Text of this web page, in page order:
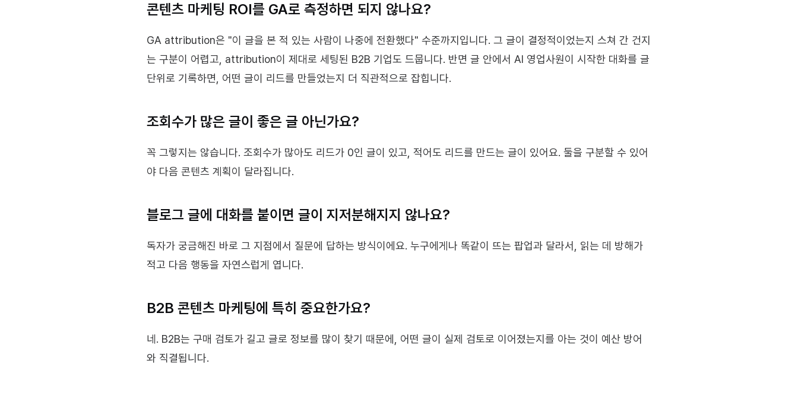
콘텐츠 마케팅 ROI를 GA로 측정하면 되지 않나요?
GA attribution은 "이 글을 본 적 있는 사람이 나중에 전환했다" 수준까지입니다. 그 글이 결정적이었는지 스쳐 간 건지
는 구분이 어렵고, attribution이 제대로 세팅된 B2B 기업도 드뭅니다. 반면 글 안에서 AI 영업사원이 시작한 대화를 글
단위로 기록하면, 어떤 글이 리드를 만들었는지 더 직관적으로 잡힙니다.
조회수가 많은 글이 좋은 글 아닌가요?
꼭 그렇지는 않습니다. 조회수가 많아도 리드가 0인 글이 있고, 적어도 리드를 만드는 글이 있어요. 둘을 구분할 수 있어
야 다음 콘텐츠 계획이 달라집니다.
블로그 글에 대화를 붙이면 글이 지저분해지지 않나요?
독자가 궁금해진 바로 그 지점에서 질문에 답하는 방식이에요. 누구에게나 똑같이 뜨는 팝업과 달라서, 읽는 데 방해가
적고 다음 행동을 자연스럽게 엽니다.
B2B 콘텐츠 마케팅에 특히 중요한가요?
네. B2B는 구매 검토가 길고 글로 정보를 많이 찾기 때문에, 어떤 글이 실제 검토로 이어졌는지를 아는 것이 예산 방어
와 직결됩니다.